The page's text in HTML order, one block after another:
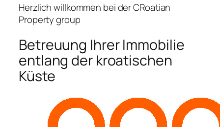
Herzlich willkommen bei der CRoatian
Property group
Betreuung Ihrer Immobilie
entlang der kroatischen
Küste